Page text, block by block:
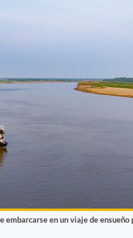
en un viaje de ensueño